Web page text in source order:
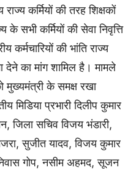
कर्मियों की तरह शिक्षकों
के सभी कर्मियों की सेवा निवृत्ति
की भांति राज्य
देने का मांग शामिल है। मामले
मुख्यमंत्री के समक्ष रखा
मिडिया प्रभारी दिलीप कुमार
जिला सचिव विजय भंडारी,
सुजीत यादव, विजय कुमार
गोप, नसीम अहमद, सूजन